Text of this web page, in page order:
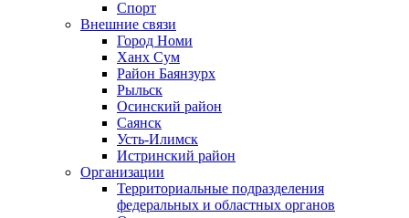
Спорт
Внешние связи
Город Номи
Ханх Сум
Район Баянзурх
Рыльск
Осинский район
Саянск
Усть-Илимск
Истринский район
Организации
Территориальные подразделения
федеральных и областных органов